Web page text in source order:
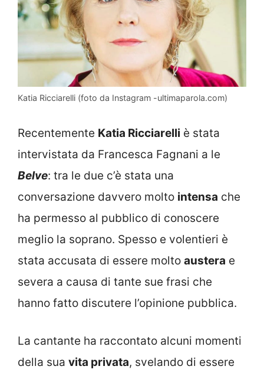
Katia Ricciarelli (foto da Instagram -ultimaparola.com)
Recentemente Katia Ricciarelli è stata
intervistata da Francesca Fagnani a le
Belve: tra le due c’è stata una
conversazione davvero molto intensa che
ha permesso al pubblico di conoscere
meglio la soprano. Spesso e volentieri è
stata accusata di essere molto austera e
severa a causa di tante sue frasi che
hanno fatto discutere l’opinione pubblica.
La cantante ha raccontato alcuni momenti
della sua vita privata, svelando di essere